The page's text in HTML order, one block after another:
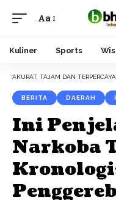
Font
Resizer
Aa
Kuliner Sports
AKURAT, TAJAM DAN TERPERCAYA
BERITA DAERAH
Ini
Narkoba